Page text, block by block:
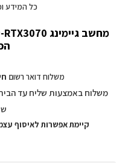
כל המידע
משלוח דואר רשום
קיימת אפשרות לאיסוף